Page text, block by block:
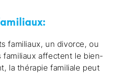
familiaux, un divorce, ou
familiaux affectent le bien-
la thérapie familiale peut